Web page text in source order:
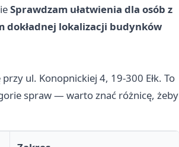
Sprawdzam ułatwienia dla osób z
dokładnej lokalizacji budynków
ul. Konopnickiej 4, 19-300 Ełk. To
spraw — warto znać różnicę, żeby